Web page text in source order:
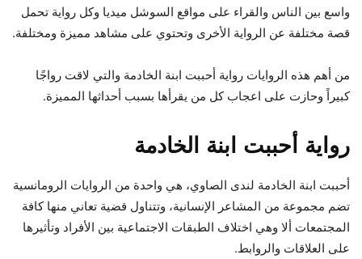
واسع بين الناس والقراء على مواقع السوشل ميديا وكل رواية تحمل
قصة مختلفة عن الرواية الأخرى وتحتوي على مشاهد مميزة ومختلفة.
من أهم هذه الروايات رواية أحببت ابنة الخادمة والتي لاقت رواجًا
كبيراً وحازت على اعجاب كل من يقرأها بسبب أحداثها المميزة.
رواية أحببت ابنة الخادمة
أحببت ابنة الخادمة لندى الصاوي، هي واحدة من الروايات الرومانسية
تضم مجموعة من المشاعر الإنسانية، وتتناول قضية تعاني منها كافة
المجتمعات ألا وهي اختلاف الطبقات الاجتماعية بين الأفراد وتأثيرها
على العلاقات والروابط.